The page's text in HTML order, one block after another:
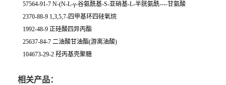
57564-91-7 N-(N-L-γ-谷氨酰基-S-亚硝基-L-半胱氨酰----甘氨酸
2370-88-9 1,3,5,7-四甲基环四硅氧烷
1992-48-9 正硅酸四异丙酯
25637-84-7 二油酸甘油酯(游离油酸)
104673-29-2 羟丙基壳聚糖
相关产品：